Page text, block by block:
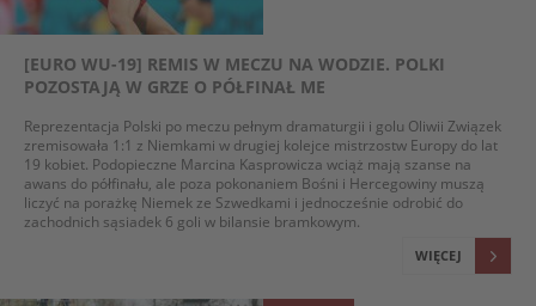
[EURO WU-19] REMIS W MECZU NA WODZIE. POLKI
POZOSTAJĄ W GRZE O PÓŁFINAŁ ME
Reprezentacja Polski po meczu pełnym dramaturgii i golu Oliwii Związek
zremisowała 1:1 z Niemkami w drugiej kolejce mistrzostw Europy do lat
19 kobiet. Podopieczne Marcina Kasprowicza wciąż mają szanse na
awans do półfinału, ale poza pokonaniem Bośni i Hercegowiny muszą
liczyć na porażkę Niemek ze Szwedkami i jednocześnie odrobić do
zachodnich sąsiadek 6 goli w bilansie bramkowym.
WIĘCEJ